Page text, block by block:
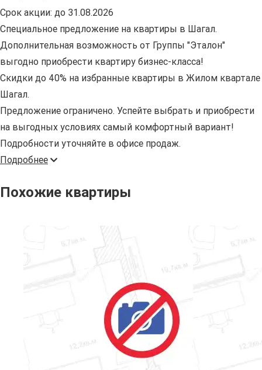
Срок акции: до 31.08.2026
Специальное предложение на квартиры в Шагал.
Дополнительная возможность от Группы "Эталон"
выгодно приобрести квартиру бизнес-класса!
Скидки до 40% на избранные квартиры в Жилом квартале
Шагал.
Предложение ограничено. Успейте выбрать и приобрести
на выгодных условиях самый комфортный вариант!
Подробности уточняйте в офисе продаж.
Подробнее
Похожие квартиры